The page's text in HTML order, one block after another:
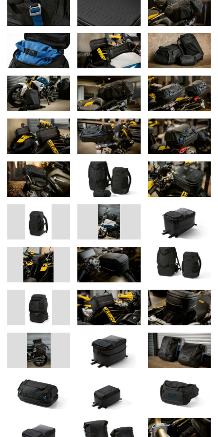
offrire una migliore visione dell'interno. La fodera è realizzata al
100% in poliestere.
Volume:13 – 18 lDimensioni:32 × 22 × 19/26 cm
Tank Bag Black Collection, large (Tour & Roadster)
Questa versione della
Tank Bag Black Collectionè ideale per
moto da turismo e roadster. Si adatta perfettamente alle forme
semicircolari del serbatoio grazie ai suoi cuscinetti in schiuma
antiscivolo. La borsa è realizzata in resistente tessuto di
poliestere rivestito in TPU con una borsa interna impermeabile e
rimovibile con chiusura a rotolo. Lo spazio di stoccaggio all'interno
può essere facilmente ampliato da 13 a 18 litri
utilizzando una zip
circonferenziale sullo scomparto principale.
Lo scomparto principale stesso è chiuso con una cerniera a 2 vie
idrorepellente, bloccabile e gommata. Ulteriori opzioni di
stoccaggio sono fornite da una tasca esterna e tasche a rete
all'interno. Dettagli extra intelligenti come la
canalina per i cavi o lo
scomparto trasparente impermeabile compatibile
con il touch
completano la borsa. La borsa viene fissata con un attacco a 3
punti specifico per la moto.
Le chiusure a innesto sul davanti e sul retro consentono di
montare e smontare rapidamente la borsa da serbatoio, ad
esempio durante il rifornimento. La tracolla inclusa facilita il
trasporto. Con le cinghie aggiuntive incluse, la versatile borsa da
serbatoio può essere fissata anche come borsa posteriore sul
portapacchi e sulla sella del passeggero. La borsa è nera con
accenti blu e fodera blu per fornire una migliore visione
dell'interno. Il materiale esterno è realizzato al 100% in poliestere
con rivestimento in TPU (poliuretani).
Volume:13 - 18 l : 34 × 22 × 16/21 cm
Tank Bag Black Collection, small (GS, Tour & Roadster)
La resistenteTank Bag Black Collection small
con attacco per le
cinghie è la compagna ideale per i viaggi brevi in cui è necessario
solo un bagaglio leggero. Le sue qualità particolarmente pratiche
includono la sacca interna rimovibile e impermeabile con chiusura
a rotolo, il passacavo, nonché la maniglia per il trasporto e le